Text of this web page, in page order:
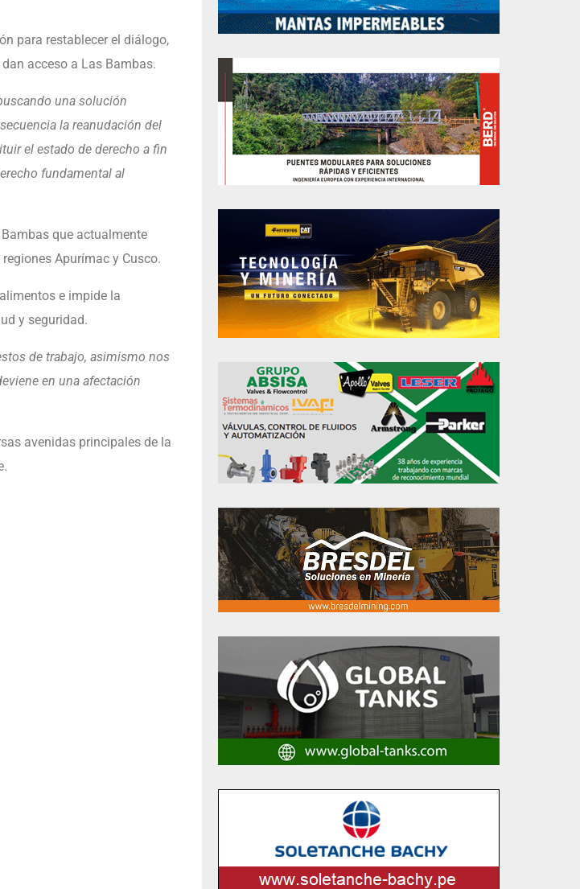
para restablecer el diálogo,
acceso a Las Bambas.
una solución
la reanudación del
el estado de derecho a fin
fundamental al
que actualmente
Apurímac y Cusco.
e impide la
y seguridad.
de trabajo, asimismo nos
en una afectación
avenidas principales de la